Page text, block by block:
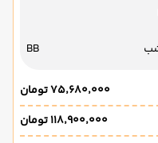
BB
۷۵٬۶۸۰٬۰۰۰ تومان
۱۱۸٬۹۰۰٬۰۰۰ تومان